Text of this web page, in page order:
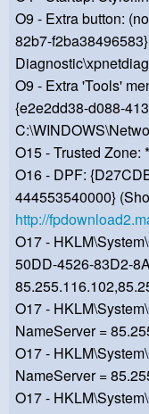
O9 - Extra button:
82b7-
O9 - Extra 'Tools'
{e2e2dd38-d088-
O15 - Trusted Zone:
O16 - DPF:
444553540000}
http://
O17 -
50DD-4526-83D2-
O17 -
NameServer =
O17 -
NameServer =
O17 -